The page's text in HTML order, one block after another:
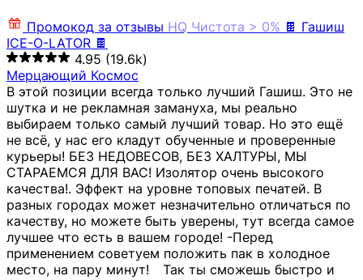
Промокод за отзывы HQ Чистота > 0% 🍫 Гашиш
ICE-O-LATOR 🍫
4.95 (19.6k)
Мерцающий Космос
В этой позиции всегда только лучший Гашиш. Это не
шутка и не рекламная замануха, мы реально
выбираем только самый лучший товар. Но это ещё
не всё, у нас его кладут обученные и проверенные
курьеры! БЕЗ НЕДОВЕСОВ, БЕЗ ХАЛТУРЫ, МЫ
СТАРАЕМСЯ ДЛЯ ВАС! Изолятор очень высокого
качества!. Эффект на уровне топовых печатей. В
разных городах может незначительно отличаться по
качеству, но можете быть уверены, тут всегда самое
лучшее что есть в вашем городе! -Перед
применением советуем положить пак в холодное
место, на пару минут!⠀ Так ты сможешь быстро и